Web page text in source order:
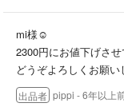
mi様☺︎
2300円にお値下げさ
どうぞよろしくお願い
出品者 pippi - 6年以上